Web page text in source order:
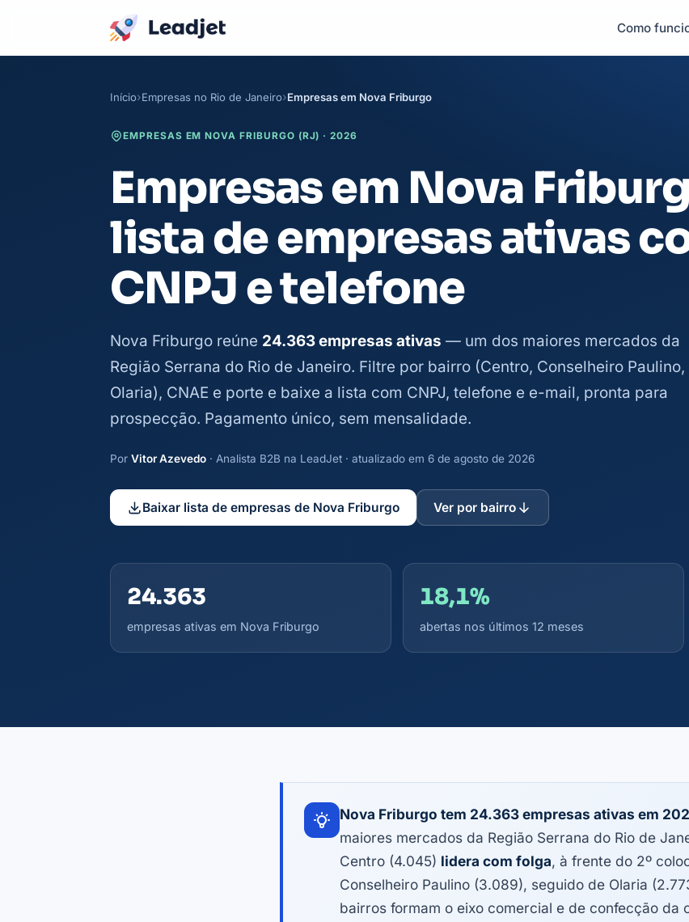
Como
Início Empresas no Rio de Janeiro Empresas em Nova Friburgo
EMPRESAS EM NOVA FRIBURGO (RJ) · 2026
Empresas em Nova
lista de empresas ativas
CNPJ e telefone
Nova Friburgo reúne 24.363 empresas ativas — um dos maiores mercados da
Região Serrana do Rio de Janeiro. Filtre por bairro (Centro, Conselheiro Paulino,
Olaria), CNAE e porte e baixe a lista com CNPJ, telefone e e-mail, pronta para
prospecção. Pagamento único, sem mensalidade.
Por Vitor Azevedo · Analista B2B na LeadJet · atualizado em 6 de agosto de 2026
Baixar lista de empresas de Nova Friburgo Ver por bairro
24.363
empresas ativas em Nova Friburgo
18,1%
abertas nos últimos 12 meses
Nova Friburgo tem 24.363 empresas ativas em
maiores mercados da Região Serrana do Rio de
Centro (4.045) lidera com folga, à frente do 2º
Conselheiro Paulino (3.089), seguido de Olaria
bairros formam o eixo comercial e de confecção da